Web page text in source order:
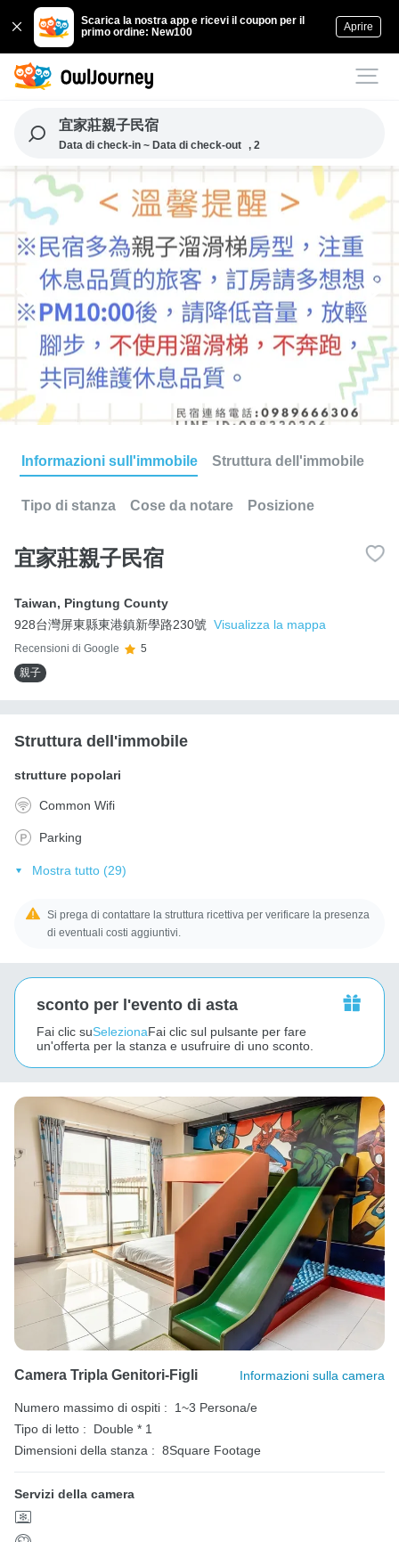
Scarica la nostra app e ricevi il coupon per il
primo ordine: New100
Aprire
宜家莊親子民宿
Data di check-in ~ Data di check-out , 2
Informazioni sull'immobile Struttura dell'immobile
Tipo di stanza Cose da notare Posizione
宜家莊親子民宿
Taiwan, Pingtung County
928台灣屏東縣東港鎮新學路230號 Visualizza la mappa
Recensioni di Google
5
親子
Struttura dell'immobile
strutture popolari
Common Wifi
Parking
Mostra tutto (29)
Si prega di contattare la struttura ricettiva per verificare la presenza
di eventuali costi aggiuntivi.
sconto per l'evento di asta
Fai clic suSelezionaFai clic sul pulsante per fare
un'offerta per la stanza e usufruire di uno sconto.
Camera Tripla Genitori-Figli Informazioni sulla camera
Numero massimo di ospiti :
1~3 Persona/e
Tipo di letto :
Double * 1
Dimensioni della stanza : 8Square Footage
Servizi della camera